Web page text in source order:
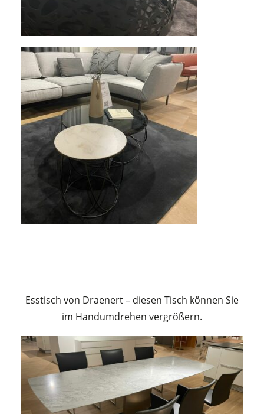
Esstisch von Draenert – diesen Tisch können Sie
im Handumdrehen vergrößern.